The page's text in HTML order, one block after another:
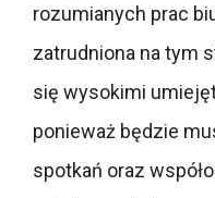
rozumianych prac
zatrudniona na tym
się wysokimi
ponieważ będzie
spotkań oraz